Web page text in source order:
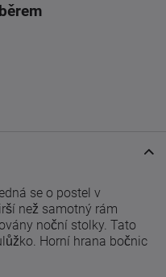
se o postel v
než samotný rám
noční stolky. Tato
Horní hrana bočnic